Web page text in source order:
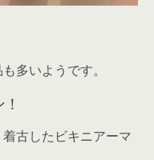
多いようです。
古したビキニアーマ